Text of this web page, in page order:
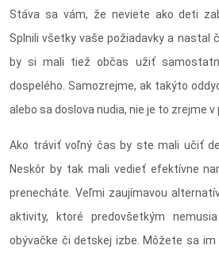
Stáva sa vám, že neviete ako deti
Splnili všetky vaše požiadavky a nastal
by si mali tiež občas užiť
dospelého. Samozrejme, ak takýto
alebo sa doslova nudia, nie je to zrejme v
Ako tráviť voľný čas by ste mali učiť
Neskôr by tak mali vedieť efektívne
prenecháte. Veľmi zaujímavou
aktivity, ktoré predovšetkým
obývačke či detskej izbe. Môžete sa